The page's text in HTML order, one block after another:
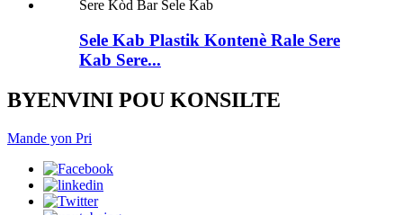
Sele Kab Plastik Kontenè Rale Sere
Kab Sere...
BYENVINI POU KONSILTE
Mande yon Pri